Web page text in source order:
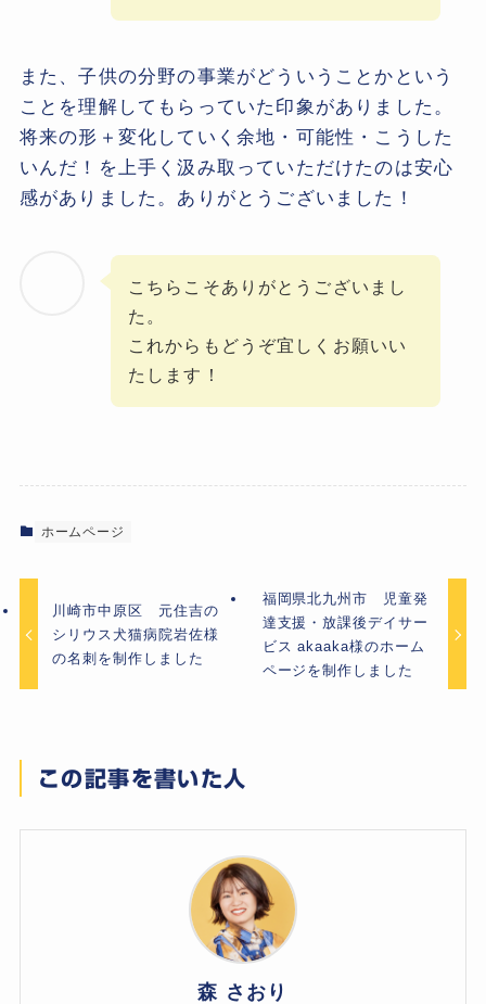
また、子供の分野の事業がどういうことかという
ことを理解してもらっていた印象がありました。
将来の形＋変化していく余地・可能性・こうした
いんだ！を上手く汲み取っていただけたのは安心
感がありました。ありがとうございました！
こちらこそありがとうございまし
た。
これからもどうぞ宜しくお願いい
たします！
ホームページ
川崎市中原区 元住吉の
シリウス犬猫病院岩佐様
の名刺を制作しました
福岡県北九州市 児童発
達支援・放課後デイサー
ビス akaaka様のホーム
ページを制作しました
この記事を書いた人
森 さおり